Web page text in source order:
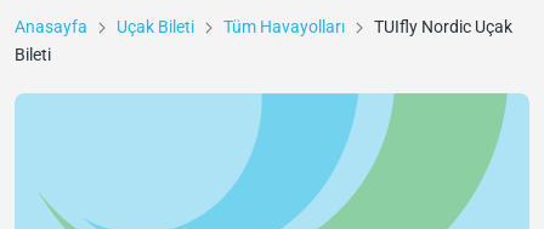
Anasayfa Uçak Bileti Tüm Havayolları TUIfly Nordic Uçak
Bileti